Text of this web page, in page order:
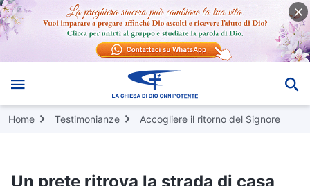
Home Testimonianze Accogliere il ritorno del Signore
Un prete ritrova la strada di casa